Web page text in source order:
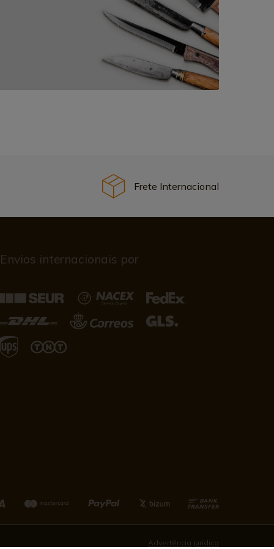
Frete Internacional
Envios internacionais por
Advertência jurídica